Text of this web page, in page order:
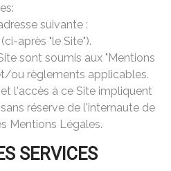
suivante :
après "le Site").
sont soumis aux "Mentions
ou règlements applicables.
l'accès à ce Site impliquent
réserve de l'internaute de
Mentions Légales.
SERVICES